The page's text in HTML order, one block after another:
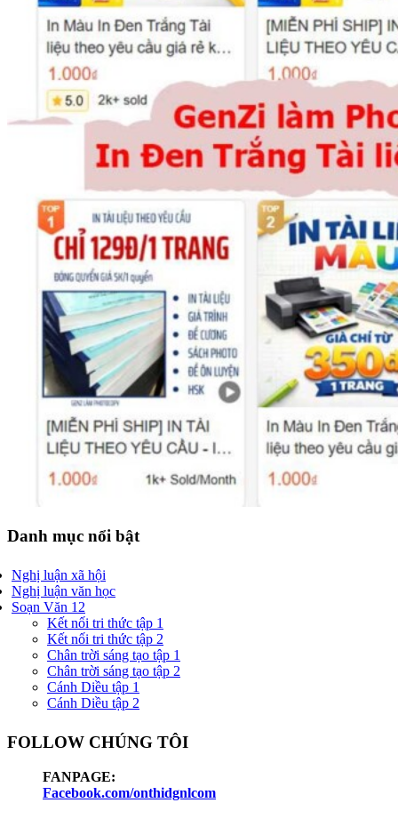
Danh mục nổi bật
Nghị luận xã hội
Nghị luận văn học
Soạn Văn 12
Kết nối tri thức tập 1
Kết nối tri thức tập 2
Chân trời sáng tạo tập 1
Chân trời sáng tạo tập 2
Cánh Diều tập 1
Cánh Diều tập 2
FOLLOW CHÚNG TÔI
FANPAGE:
Facebook.com/onthidgnlcom